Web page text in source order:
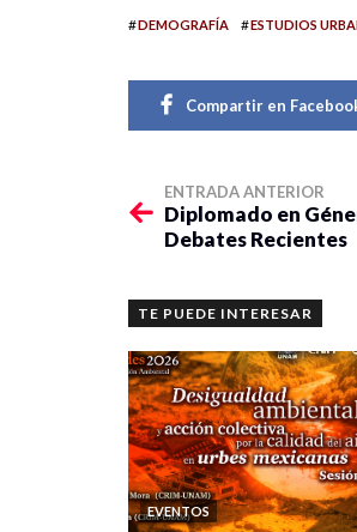
#DEMOGRAFÍA #ESTUDIOS
Compartir en
ENTRADA ANTERIOR
Diplomado en
Debates Recientes
TE PUEDE INTERESAR
EVENTOS